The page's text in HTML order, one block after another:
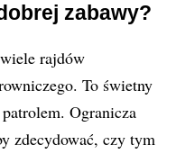
zabawy?
rajdów
To świetny
Ogranicza
zdecydować, czy tym